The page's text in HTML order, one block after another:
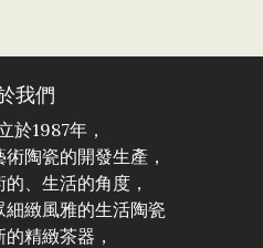
我們
於1987年，
陶瓷的開發生產，
、生活的角度，
緻風雅的生活陶瓷
精緻茶器，